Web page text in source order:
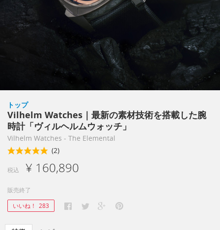
トップ
Vilhelm Watches｜最新の素材技術を搭載した腕
時計「ヴィルヘルムウォッチ」
Vilhelm Watches - The Elemental
(2)
税込 ¥ 160,890
販売終了
いいね！ 283